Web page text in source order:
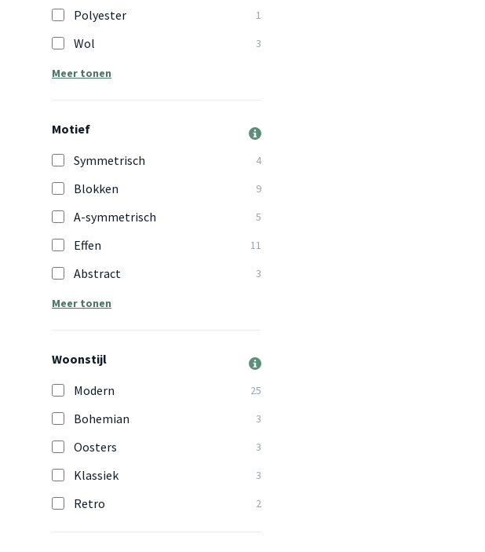
Polyester 1
Wol 3
Meer tonen
Motief
Symmetrisch
4
Blokken 9
A-symmetrisch 5
Effen 11
Abstract 3
Meer tonen
Woonstijl
Modern
25
Bohemian 3
Oosters 3
Klassiek 3
Retro 2